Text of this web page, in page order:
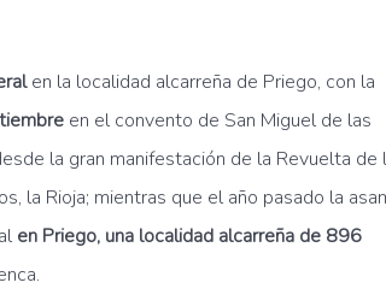
en la localidad alcarreña de Priego, con la
en el convento de San Miguel de las
la gran manifestación de la Revuelta de
la Rioja; mientras que el año pasado la
en Priego, una localidad alcarreña de 896